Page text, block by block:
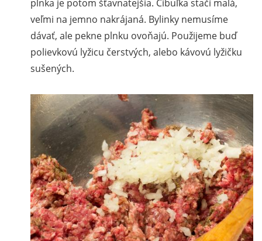
plnka je potom šťavnatejšia. Cibuľka stačí malá,
veľmi na jemno nakrájaná. Bylinky nemusíme
dávať, ale pekne plnku ovoňajú. Použijeme buď
polievkovú lyžicu čerstvých, alebo kávovú lyžičku
sušených.